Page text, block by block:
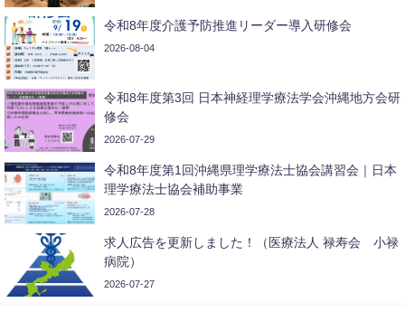
令和8年度介護予防推進リーダー導入研修会
2026-08-04
令和8年度第3回 日本神経理学療法学会沖縄地方会研
修会
2026-07-29
令和8年度第1回沖縄県理学療法士協会講習会｜日本
理学療法士協会補助事業
2026-07-28
求人広告を更新しました！（医療法人 禄寿会 小禄
病院）
2026-07-27